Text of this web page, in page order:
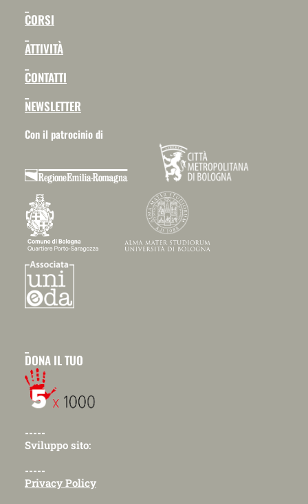
CORSI
ATTIVITÀ
CONTATTI
NEWSLETTER
Con il patrocinio di
DONA IL TUO
-----
Sviluppo sito:
-----
Privacy Policy